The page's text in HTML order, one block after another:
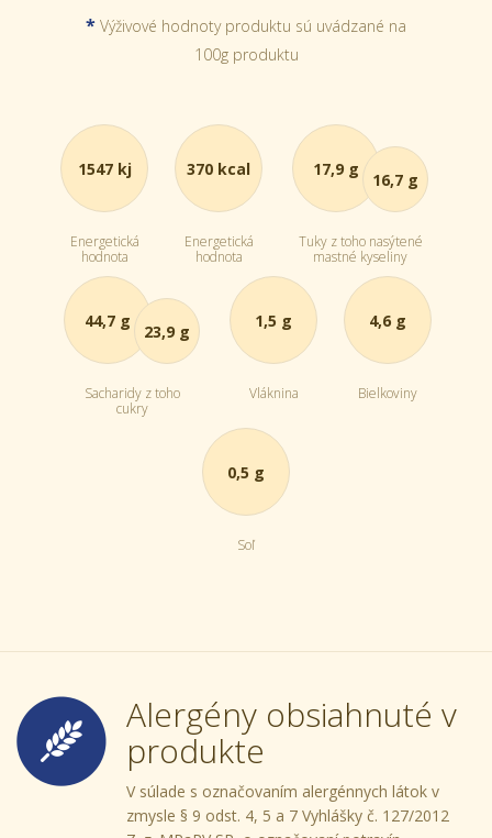
* Výživové hodnoty produktu sú uvádzané na
100g produktu
1547 kj
Energetická
hodnota
370 kcal
Energetická
hodnota
17,9 g
16,7 g
Tuky z toho nasýtené
mastné kyseliny
44,7 g
23,9 g
Sacharidy z toho
cukry
1,5 g
Vláknina
4,6 g
Bielkoviny
0,5 g
Soľ
Alergény obsiahnuté v
produkte
V súlade s označovaním alergénnych látok v
zmysle § 9 odst. 4, 5 a 7 Vyhlášky č. 127/2012